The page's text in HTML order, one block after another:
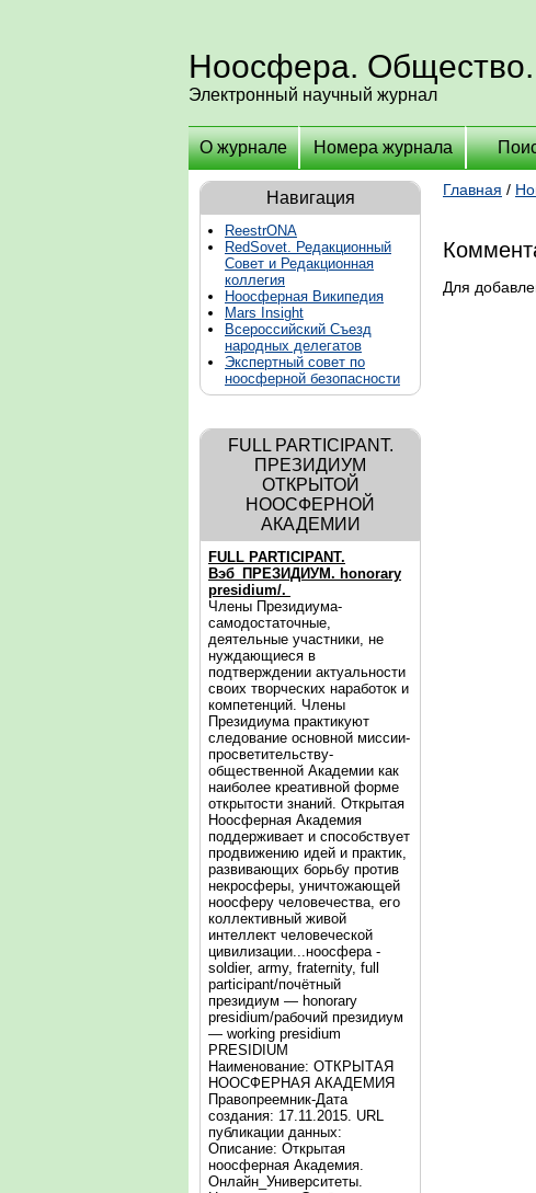
Ноосфера.
Электронный научный журнал
О журнале Номера журнала
Навигация
ReestrONA
RedSovet. Редакционный
Совет и Редакционная
коллегия
Ноосферная Википедия
Mars Insight
Всероссийский Съезд
народных делегатов
Экспертный совет по
ноосферной безопасности
FULL PARTICIPANT.
ПРЕЗИДИУМ
ОТКРЫТОЙ
НООСФЕРНОЙ
АКАДЕМИИ
FULL PARTICIPANT.
Вэб_ПРЕЗИДИУМ. honorary
presidium/.
Члены Президиума-
самодостаточные,
деятельные участники, не
нуждающиеся в
подтверждении актуальности
своих творческих наработок и
компетенций. Члены
Президиума практикуют
следование основной миссии-
просветительству-
общественной Академии как
наиболее креативной форме
открытости знаний. Открытая
Ноосферная Академия
поддерживает и способствует
продвижению идей и практик,
развивающих борьбу против
некросферы, уничтожающей
ноосферу человечества, его
коллективный живой
интеллект человеческой
цивилизации...ноосфера -
soldier, army, fraternity, full
participant/почётный
президиум — honorary
presidium/рабочий президиум
— working presidium
PRESIDIUM
Наименование: ОТКРЫТАЯ
НООСФЕРНАЯ АКАДЕМИЯ
Правопреемник-Дата
создания: 17.11.2015. URL
публикации данных:
Описание: Открытая
ноосферная Академия.
Онлайн_Университеты.
Главная /
Для